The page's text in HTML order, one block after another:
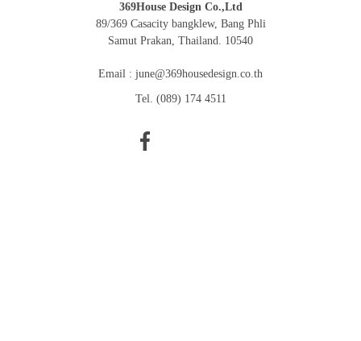
369House Design Co.,Ltd
89/369 Casacity bangklew, Bang Phli
Samut Prakan, Thailand. 10540
Email : june@369housedesign.co.th
Tel. (089) 174 4511